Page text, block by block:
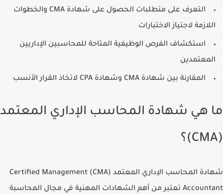
التعرف على متطلبات الحصول على شهادة CMA والخطوات
اللازمة لاجتياز الاختبارات
استكشاف الفرص الوظيفية المتاحة للمحاسبين الإداريين
المعتمدين
المقارنة بين شهادة CMA وشهادة CPA لاتخاذ القرار الأنسب
ما هي شهادة المحاسب الإداري المعتمد
(CMA)؟
شهادة المحاسب الإداري المعتمد (CMA) Certified Management
Accountant تعتبر من أهم الشهادات المهنية في مجال المحاسبة